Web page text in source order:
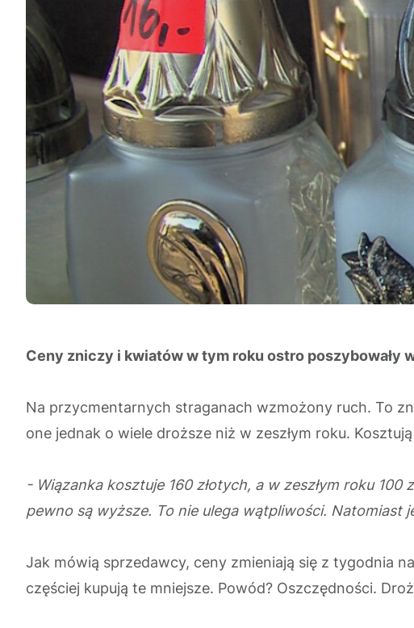
Ceny zniczy i kwiatów w tym roku ostro poszybowały
Na przycmentarnych straganach wzmożony ruch. To
one jednak o wiele droższe niż w zeszłym roku.
- Wiązanka kosztuje 160 złotych, a w zeszłym roku
pewno są wyższe. To nie ulega wątpliwości.
Jak mówią sprzedawcy, ceny zmieniają się z tygodnia
częściej kupują te mniejsze. Powód? Oszczędności.